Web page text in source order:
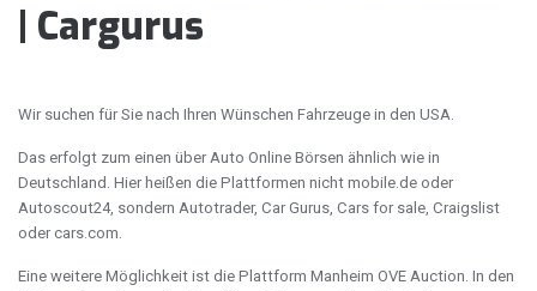
| Cargurus
Wir suchen für Sie nach Ihren Wünschen Fahrzeuge in den USA.
Das erfolgt zum einen über Auto Online Börsen ähnlich wie in
Deutschland. Hier heißen die Plattformen nicht mobile.de oder
Autoscout24, sondern Autotrader, Car Gurus, Cars for sale, Craigslist
oder cars.com.
Eine weitere Möglichkeit ist die Plattform Manheim OVE Auction. In den